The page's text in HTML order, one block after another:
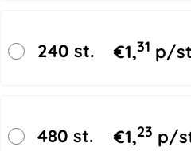
240 st. €1,31 p/
480 st. €1,23 p/